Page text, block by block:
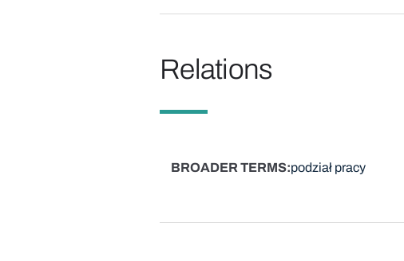
Relations
BROADER TERMS podział pracy